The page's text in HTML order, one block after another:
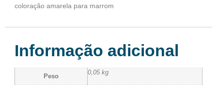
coloração amarela para marrom
Informação adicional
Peso
0,05 kg